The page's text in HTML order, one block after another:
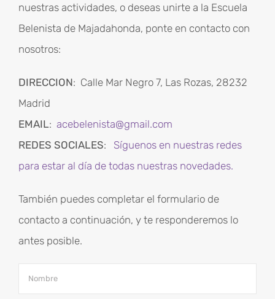
nuestras actividades, o deseas unirte a la Escuela
Belenista de Majadahonda, ponte en contacto con
nosotros:
DIRECCION: Calle Mar Negro 7, Las Rozas, 28232
Madrid
EMAIL: acebelenista@gmail.com
REDES SOCIALES: Síguenos en nuestras redes
para estar al día de todas nuestras novedades.
También puedes completar el formulario de
contacto a continuación, y te responderemos lo
antes posible.